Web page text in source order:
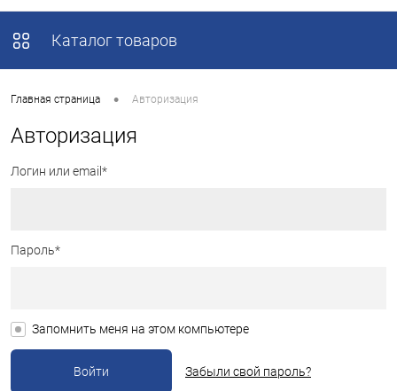
Каталог товаров
Главная страница • Авторизация
Авторизация
Логин или email*
Пароль*
Запомнить меня на этом компьютере
Забыли свой пароль?